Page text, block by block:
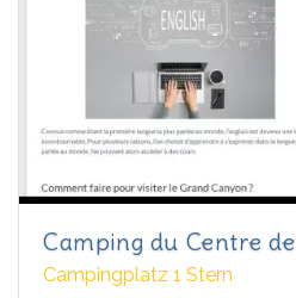
Camping du Centre
Campingplatz 1 Stern